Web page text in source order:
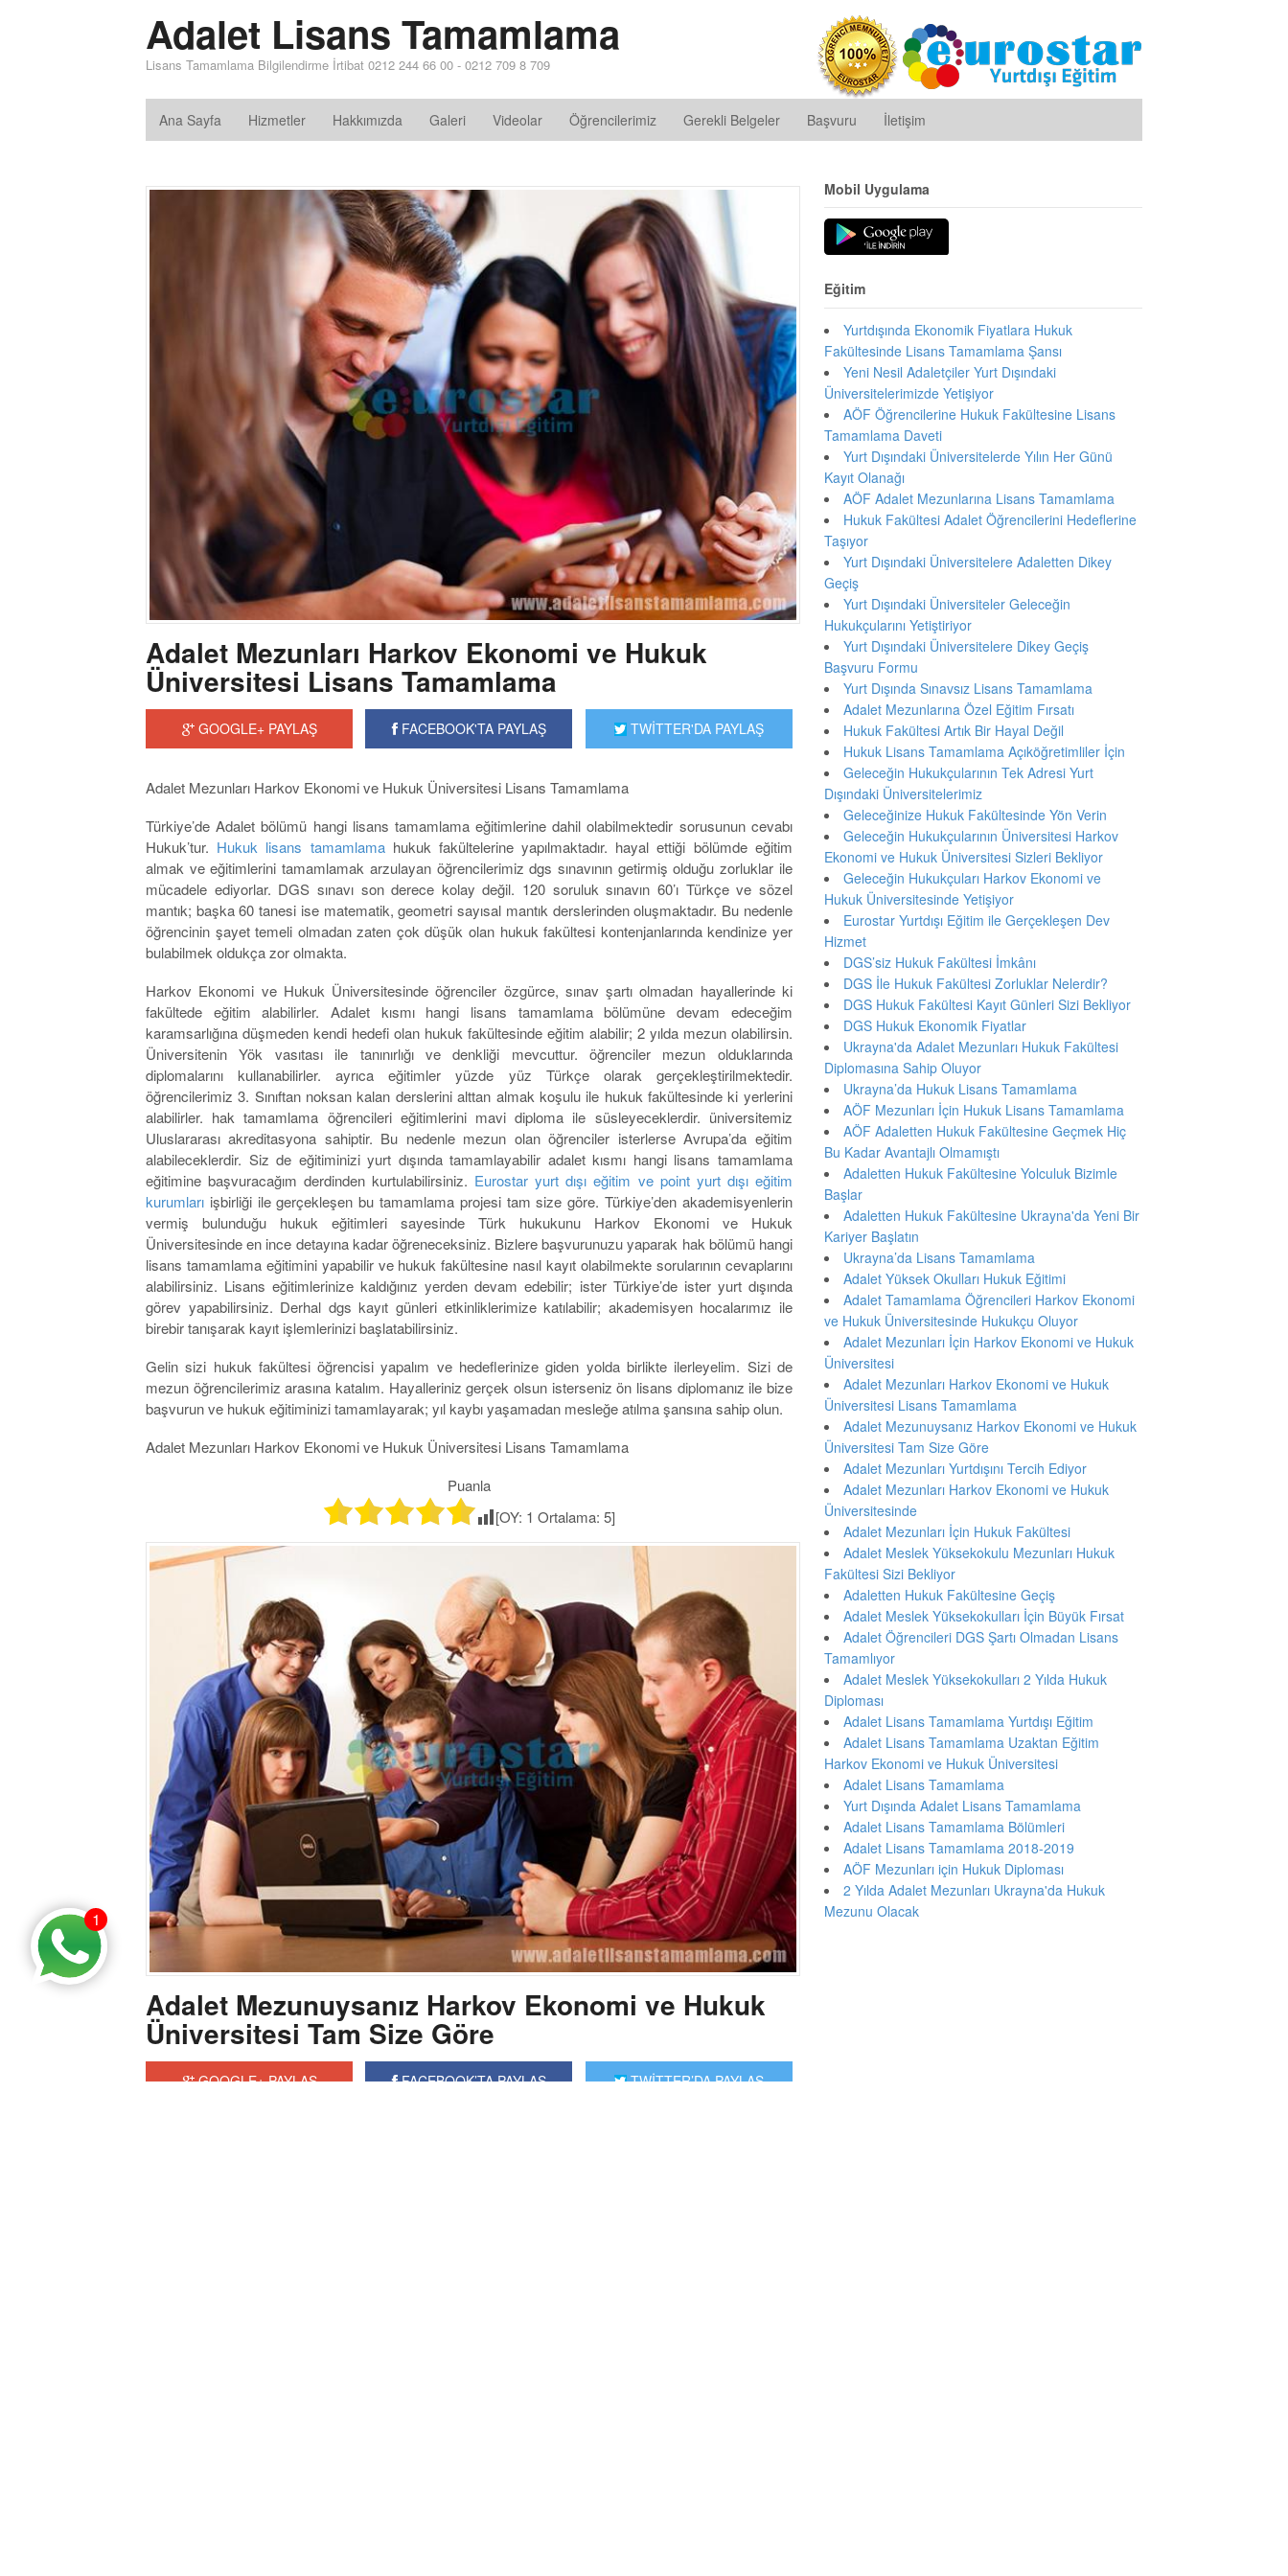
Adalet Lisans Tamamlama
Lisans Tamamlama Bilgilendirme İrtibat 0212 244 66 00 - 0212 709 8 709
Ana Sayfa Hizmetler Hakkımızda Galeri Videolar Öğrencilerimiz Gerekli Belgeler Başvuru İletişim
Adalet Mezunları Harkov Ekonomi ve Hukuk
Üniversitesi Lisans Tamamlama
GOOGLE+ PAYLAŞ FACEBOOK'TA PAYLAŞ TWİTTER'DA PAYLAŞ
Adalet Mezunları Harkov Ekonomi ve Hukuk Üniversitesi Lisans Tamamlama
Türkiye’de Adalet bölümü hangi lisans tamamlama eğitimlerine dahil olabilmektedir sorusunun cevabı
Hukuk’tur. Hukuk lisans tamamlamahukuk fakültelerine yapılmaktadır. hayal ettiği bölümde eğitim
almak ve eğitimlerini tamamlamak arzulayan öğrencilerimiz dgs sınavının getirmiş olduğu zorluklar ile
mücadele ediyorlar. DGS sınavı son derece kolay değil. 120 soruluk sınavın 60’ı Türkçe ve sözel
mantık; başka 60 tanesi ise matematik, geometri sayısal mantık derslerinden oluşmaktadır. Bu nedenle
öğrencinin şayet temeli olmadan zaten çok düşük olan hukuk fakültesi kontenjanlarında kendinize yer
bulabilmek oldukça zor olmakta.
Harkov Ekonomi ve Hukuk Üniversitesinde öğrenciler özgürce, sınav şartı olmadan hayallerinde ki
fakültede eğitim alabilirler. Adalet kısmı hangi lisans tamamlama bölümüne devam edeceğim
karamsarlığına düşmeden kendi hedefi olan hukuk fakültesinde eğitim alabilir; 2 yılda mezun olabilirsin.
Üniversitenin Yök vasıtası ile tanınırlığı ve denkliği mevcuttur. öğrenciler mezun olduklarında
diplomalarını kullanabilirler. ayrıca eğitimler yüzde yüz Türkçe olarak gerçekleştirilmektedir.
öğrencilerimiz 3. Sınıftan noksan kalan derslerini alttan almak koşulu ile hukuk fakültesinde ki yerlerini
alabilirler. hak tamamlama öğrencileri eğitimlerini mavi diploma ile süsleyeceklerdir. üniversitemiz
Uluslararası akreditasyona sahiptir. Bu nedenle mezun olan öğrenciler isterlerse Avrupa’da eğitim
alabileceklerdir. Siz de eğitiminizi yurt dışında tamamlayabilir adalet kısmı hangi lisans tamamlama
eğitimine başvuracağım derdinden kurtulabilirsiniz. Eurostar yurt dışı eğitim ve point yurt dışı eğitim
kurumları işbirliği ile gerçekleşen bu tamamlama projesi tam size göre. Türkiye’den akademisyenlerin
vermiş bulunduğu hukuk eğitimleri sayesinde Türk hukukunu Harkov Ekonomi ve Hukuk
Üniversitesinde en ince detayına kadar öğreneceksiniz. Bizlere başvurunuzu yaparak hak bölümü hangi
lisans tamamlama eğitimini yapabilir ve hukuk fakültesine nasıl kayıt olabilmekte sorularının cevaplarını
alabilirsiniz. Lisans eğitimlerinize kaldığınız yerden devam edebilir; ister Türkiye’de ister yurt dışında
görev yapabilirsiniz. Derhal dgs kayıt günleri etkinliklerimize katılabilir; akademisyen hocalarımız ile
birebir tanışarak kayıt işlemlerinizi başlatabilirsiniz.
Gelin sizi hukuk fakültesi öğrencisi yapalım ve hedeflerinize giden yolda birlikte ilerleyelim. Sizi de
mezun öğrencilerimiz arasına katalım. Hayalleriniz gerçek olsun isterseniz ön lisans diplomanız ile bize
başvurun ve hukuk eğitiminizi tamamlayarak; yıl kaybı yaşamadan mesleğe atılma şansına sahip olun.
Adalet Mezunları Harkov Ekonomi ve Hukuk Üniversitesi Lisans Tamamlama
Puanla
[OY: 1 Ortalama: 5]
Adalet Mezunuysanız Harkov Ekonomi ve Hukuk
Üniversitesi Tam Size Göre
GOOGLE+ PAYLAŞ FACEBOOK’TA PAYLAŞ TWİTTER’DA PAYLAŞ
Mobil Uygulama
Eğitim
Yurtdışında Ekonomik Fiyatlara Hukuk
Fakültesinde Lisans Tamamlama Şansı
Yeni Nesil Adaletçiler Yurt Dışındaki
Üniversitelerimizde Yetişiyor
AÖF Öğrencilerine Hukuk Fakültesine Lisans
Tamamlama Daveti
Yurt Dışındaki Üniversitelerde Yılın Her Günü
Kayıt Olanağı
AÖF Adalet Mezunlarına Lisans Tamamlama
Hukuk Fakültesi Adalet Öğrencilerini Hedeflerine
Taşıyor
Yurt Dışındaki Üniversitelere Adaletten Dikey
Geçiş
Yurt Dışındaki Üniversiteler Geleceğin
Hukukçularını Yetiştiriyor
Yurt Dışındaki Üniversitelere Dikey Geçiş
Başvuru Formu
Yurt Dışında Sınavsız Lisans Tamamlama
Adalet Mezunlarına Özel Eğitim Fırsatı
Hukuk Fakültesi Artık Bir Hayal Değil
Hukuk Lisans Tamamlama Açıköğretimliler İçin
Geleceğin Hukukçularının Tek Adresi Yurt
Dışındaki Üniversitelerimiz
Geleceğinize Hukuk Fakültesinde Yön Verin
Geleceğin Hukukçularının Üniversitesi Harkov
Ekonomi ve Hukuk Üniversitesi Sizleri Bekliyor
Geleceğin Hukukçuları Harkov Ekonomi ve
Hukuk Üniversitesinde Yetişiyor
Eurostar Yurtdışı Eğitim ile Gerçekleşen Dev
Hizmet
DGS’siz Hukuk Fakültesi İmkânı
DGS İle Hukuk Fakültesi Zorluklar Nelerdir?
DGS Hukuk Fakültesi Kayıt Günleri Sizi Bekliyor
DGS Hukuk Ekonomik Fiyatlar
Ukrayna'da Adalet Mezunları Hukuk Fakültesi
Diplomasına Sahip Oluyor
Ukrayna’da Hukuk Lisans Tamamlama
AÖF Mezunları İçin Hukuk Lisans Tamamlama
AÖF Adaletten Hukuk Fakültesine Geçmek Hiç
Bu Kadar Avantajlı Olmamıştı
Adaletten Hukuk Fakültesine Yolculuk Bizimle
Başlar
Adaletten Hukuk Fakültesine Ukrayna'da Yeni Bir
Kariyer Başlatın
Ukrayna’da Lisans Tamamlama
Adalet Yüksek Okulları Hukuk Eğitimi
Adalet Tamamlama Öğrencileri Harkov Ekonomi
ve Hukuk Üniversitesinde Hukukçu Oluyor
Adalet Mezunları İçin Harkov Ekonomi ve Hukuk
Üniversitesi
Adalet Mezunları Harkov Ekonomi ve Hukuk
Üniversitesi Lisans Tamamlama
Adalet Mezunuysanız Harkov Ekonomi ve Hukuk
Üniversitesi Tam Size Göre
Adalet Mezunları Yurtdışını Tercih Ediyor
Adalet Mezunları Harkov Ekonomi ve Hukuk
Üniversitesinde
Adalet Mezunları İçin Hukuk Fakültesi
Adalet Meslek Yüksekokulu Mezunları Hukuk
Fakültesi Sizi Bekliyor
Adaletten Hukuk Fakültesine Geçiş
Adalet Meslek Yüksekokulları İçin Büyük Fırsat
Adalet Öğrencileri DGS Şartı Olmadan Lisans
Tamamlıyor
Adalet Meslek Yüksekokulları 2 Yılda Hukuk
Diploması
Adalet Lisans Tamamlama Yurtdışı Eğitim
Adalet Lisans Tamamlama Uzaktan Eğitim
Harkov Ekonomi ve Hukuk Üniversitesi
Adalet Lisans Tamamlama
Yurt Dışında Adalet Lisans Tamamlama
Adalet Lisans Tamamlama Bölümleri
Adalet Lisans Tamamlama 2018-2019
AÖF Mezunları için Hukuk Diploması
2 Yılda Adalet Mezunları Ukrayna'da Hukuk
Mezunu Olacak
1